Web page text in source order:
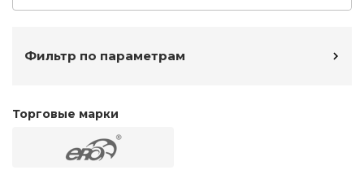
Фильтр по параметрам
Торговые марки